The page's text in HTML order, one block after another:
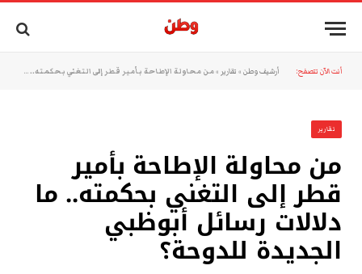
أنت الآن تتصفح: أرشيف وطن » تقارير »من محاولة الإطاحة بأمير قطر إلى التغني بحكمته.. ما دلالات رسائل أبوظبي الجديدة للدوحة؟
تقارير
من محاولة الإطاحة بأمير
قطر إلى التغني بحكمته.. ما
دلالات رسائل أبوظبي
الجديدة للدوحة؟